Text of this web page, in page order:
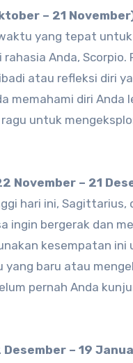
– 21
yang tepat untuk
Anda, Scorpio.
atau refleksi diri
memahami diri Anda
untuk
November – 21
hari ini, Sagittarius,
ingin bergerak dan
kesempatan ini
yang baru atau
pernah Anda
– 19